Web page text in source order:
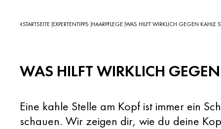
STARTSEITE EXPERTENTIPPS HAARPFLEGE WAS HILFT WIRKLICH GEGEN KAHLE
WAS HILFT WIRKLICH
Eine kahle Stelle am Kopf ist immer ein
schauen. Wir zeigen dir, wie du deine